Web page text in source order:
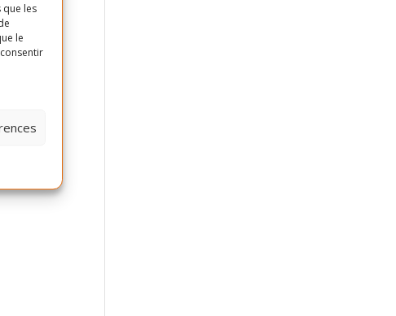
que les
le